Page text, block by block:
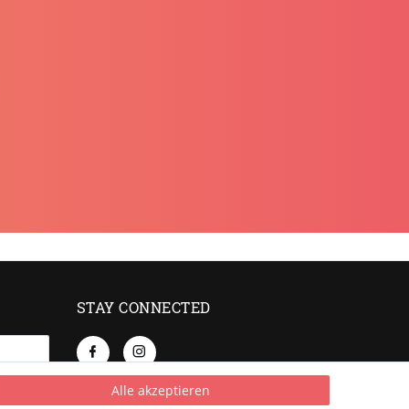
STAY CONNECTED
Alle akzeptieren